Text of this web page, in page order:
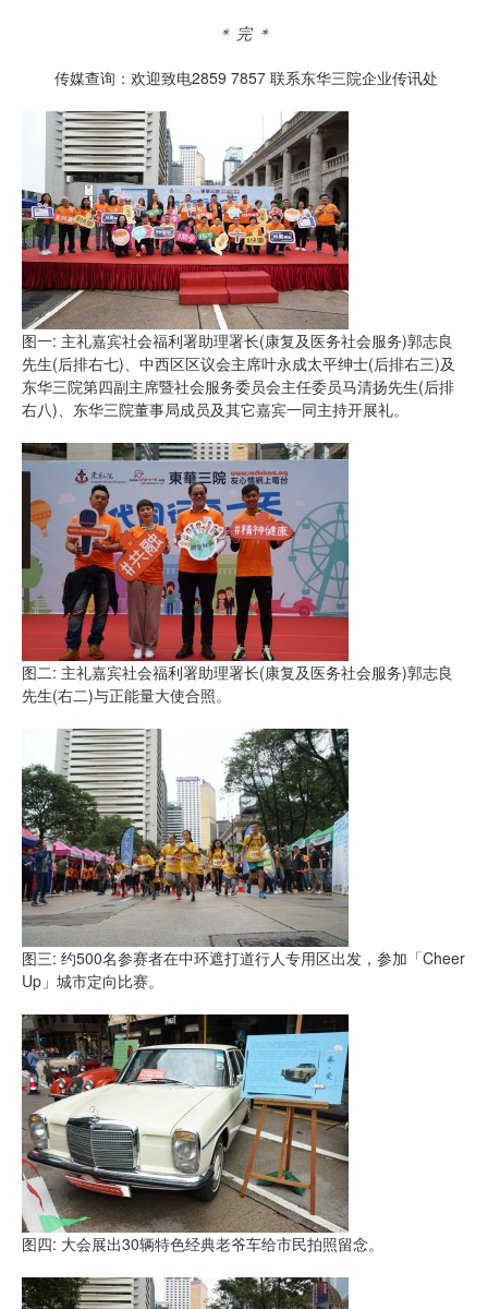
＊ 完 ＊
传媒查询：欢迎致电2859 7857 联系东华三院企业传讯处
图一: 主礼嘉宾社会福利署助理署长(康复及医务社会服务)郭志良
先生(后排右七)、中西区区议会主席叶永成太平绅士(后排右三)及
东华三院第四副主席暨社会服务委员会主任委员马清扬先生(后排
右八)、东华三院董事局成员及其它嘉宾一同主持开展礼。
图二: 主礼嘉宾社会福利署助理署长(康复及医务社会服务)郭志良
先生(右二)与正能量大使合照。
图三: 约500名参赛者在中环遮打道行人专用区出发，参加「Cheer
Up」城市定向比赛。
图四: 大会展出30辆特色经典老爷车给市民拍照留念。